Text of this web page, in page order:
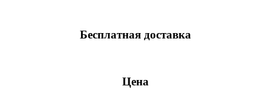
Бесплатная доставка
Цена